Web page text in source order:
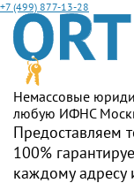
+7 (499) 877-13-28
Немассовые
любую ИФНС
Предоставляем
100%
каждому адресу